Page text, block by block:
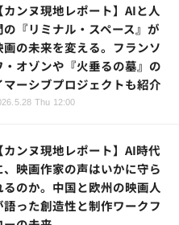
【カンヌ現地レポート】AIと人
の『リミナル・スペース』が
画の未来を変える。フランソ
・オゾンや『火垂るの墓』の
マーシブプロジェクトも紹介
Thu 12:00
【カンヌ現地レポート】AI時代
、映画作家の声はいかに守ら
るのか。中国と欧州の映画人
語った創造性と制作ワークフ